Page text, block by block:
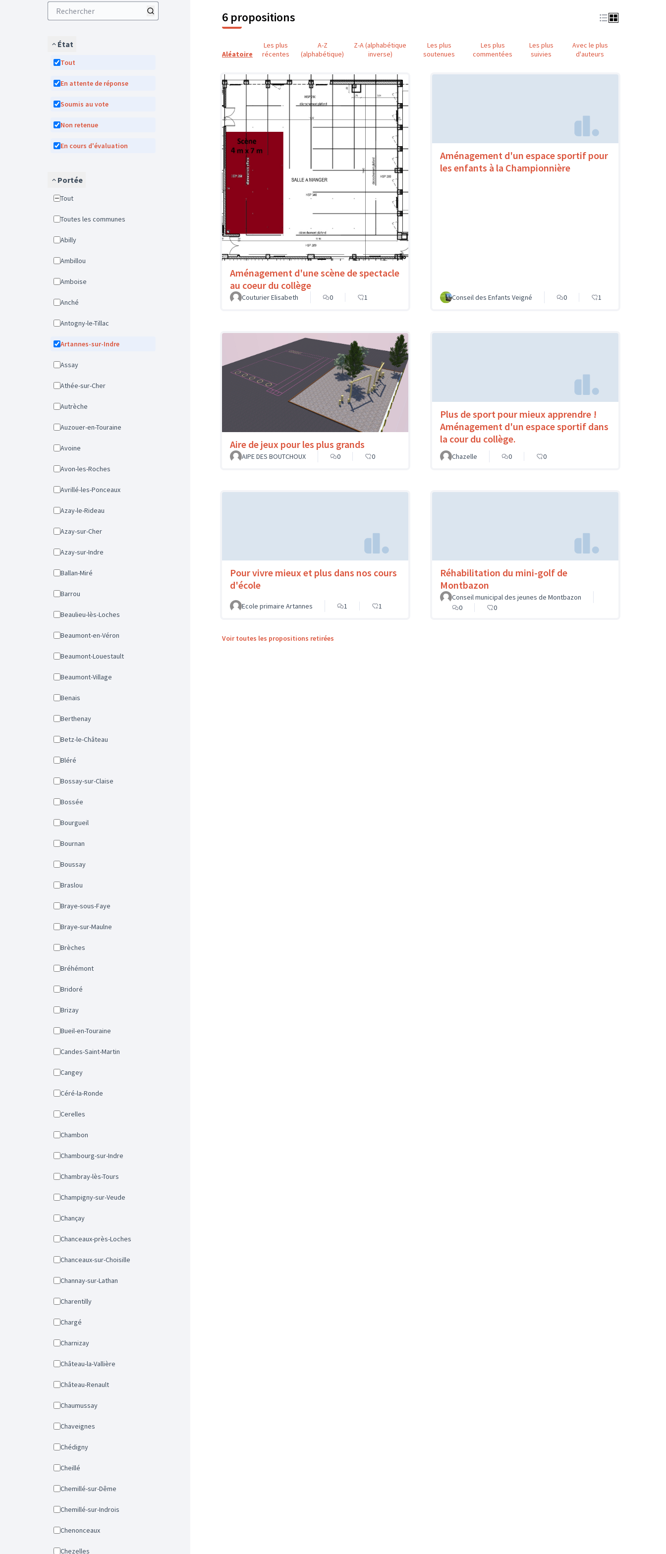
État
Tout
En attente de réponse
Soumis au vote
Non retenue
En cours d'évaluation
Portée
Tout
Toutes les communes
Abilly
Ambillou
Amboise
Anché
Antogny-le-Tillac
Artannes-sur-Indre
Assay
Athée-sur-Cher
Autrèche
Auzouer-en-Touraine
Avoine
Avon-les-Roches
Avrillé-les-Ponceaux
Azay-le-Rideau
Azay-sur-Cher
Azay-sur-Indre
Ballan-Miré
Barrou
Beaulieu-lès-Loches
Beaumont-en-Véron
Beaumont-Louestault
Beaumont-Village
Benais
Berthenay
Betz-le-Château
Bléré
Bossay-sur-Claise
Bossée
Bourgueil
Bournan
Boussay
Braslou
Braye-sous-Faye
Braye-sur-Maulne
Brèches
Bréhémont
Bridoré
Brizay
Bueil-en-Touraine
Candes-Saint-Martin
Cangey
Céré-la-Ronde
Cerelles
Chambon
Chambourg-sur-Indre
Chambray-lès-Tours
Champigny-sur-Veude
Chançay
Chanceaux-près-Loches
Chanceaux-sur-Choisille
Channay-sur-Lathan
Charentilly
Chargé
Charnizay
Château-la-Vallière
Château-Renault
Chaumussay
Chaveignes
Chédigny
Cheillé
Chemillé-sur-Dême
Chemillé-sur-Indrois
Chenonceaux
Chezelles
6 propositions
Aléatoire
Les plus
récentes
A-Z
(alphabétique)
Z-A (alphabétique
inverse)
Les plus
soutenues
Les plus
commentées
Les plus
suivies
Avec le plus
d'auteurs
Aménagement d'une scène de spectacle
au coeur du collège
Couturier Elisabeth 0 1
Aménagement d'un espace sportif pour
les enfants à la Championnière
Conseil des Enfants Veigné 0 1
Aire de jeux pour les plus grands
AIPE DES BOUTCHOUX 0 0
Plus de sport pour mieux apprendre !
Aménagement d'un espace sportif dans
la cour du collège.
Chazelle 0 0
Pour vivre mieux et plus dans nos cours
d'école
Ecole primaire Artannes 1 1
Réhabilitation du mini-golf de
Montbazon
Conseil municipal des jeunes de Montbazon
0
0
Voir toutes les propositions retirées